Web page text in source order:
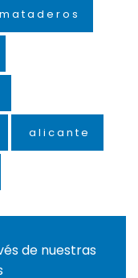
mataderos
alicante
de nuestras